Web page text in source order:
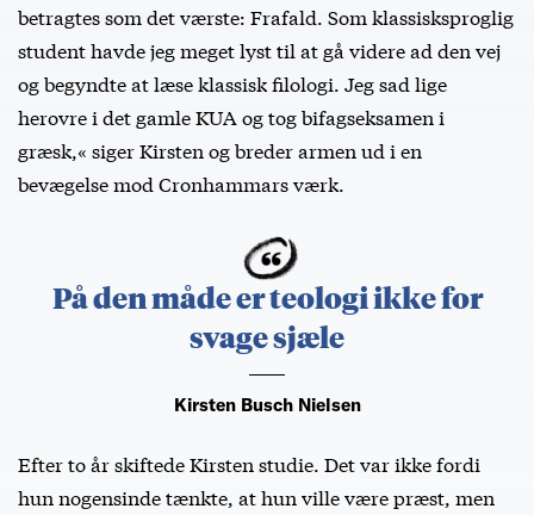
betragtes som det værste: Frafald. Som klassisksproglig
student havde jeg meget lyst til at gå videre ad den vej
og begyndte at læse klassisk filologi. Jeg sad lige
herovre i det gamle KUA og tog bifagseksamen i
græsk,« siger Kirsten og breder armen ud i en
bevægelse mod Cronhammars værk.
På den måde er teologi ikke for
svage sjæle
Kirsten Busch Nielsen
Efter to år skiftede Kirsten studie. Det var ikke fordi
hun nogensinde tænkte, at hun ville være præst, men